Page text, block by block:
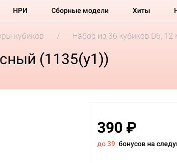
НРИ Сборные модели Хиты
кубиков Набор из 36 кубиков D6,
(1135(у1))
390 ₽
до 39 бонусов на